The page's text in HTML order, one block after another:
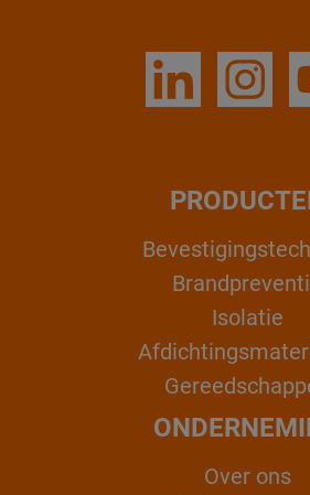
Isolatie
Over ons